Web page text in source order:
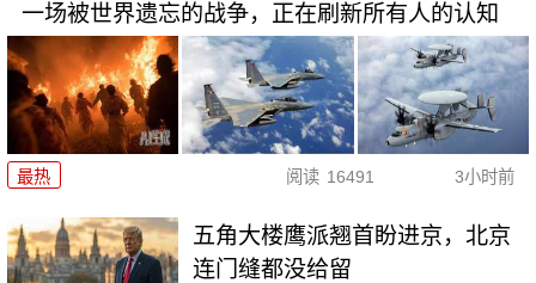
一场被世界遗忘的战争，正在刷新所有人的认知
最热 阅读 16491 3小时前
五角大楼鹰派翘首盼进京，北京
连门缝都没给留